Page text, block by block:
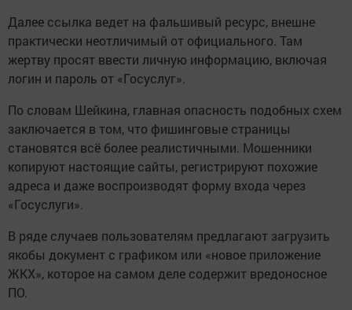
Далее ссылка ведет на фальшивый ресурс, внешне
практически неотличимый от официального. Там
жертву просят ввести личную информацию, включая
логин и пароль от «Госуслуг».
По словам Шейкина, главная опасность подобных схем
заключается в том, что фишинговые страницы
становятся всё более реалистичными. Мошенники
копируют настоящие сайты, регистрируют похожие
адреса и даже воспроизводят форму входа через
«Госуслуги».
В ряде случаев пользователям предлагают загрузить
якобы документ с графиком или «новое приложение
ЖКХ», которое на самом деле содержит вредоносное
ПО.